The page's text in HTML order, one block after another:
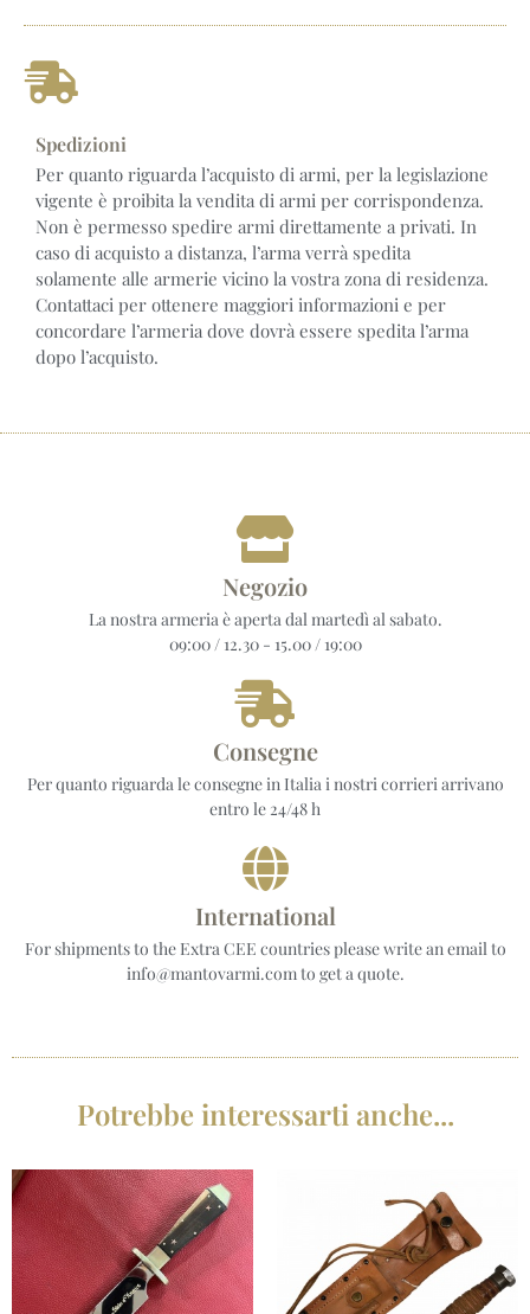
Spedizioni
Per quanto riguarda l’acquisto di armi, per la legislazione
vigente è proibita la vendita di armi per corrispondenza.
Non è permesso spedire armi direttamente a privati. In
caso di acquisto a distanza, l’arma verrà spedita
solamente alle armerie vicino la vostra zona di residenza.
Contattaci per ottenere maggiori informazioni e per
concordare l’armeria dove dovrà essere spedita l’arma
dopo l’acquisto.
Negozio
La nostra armeria è aperta dal martedì al sabato.
09:00 / 12.30 - 15.00 / 19:00
Consegne
Per quanto riguarda le consegne in Italia i nostri corrieri arrivano
entro le 24/48 h
International
For shipments to the Extra CEE countries please write an email to
info@mantovarmi.com to get a quote.
Potrebbe interessarti anche...